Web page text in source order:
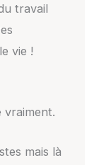
travail
vie !
vraiment.
mais là